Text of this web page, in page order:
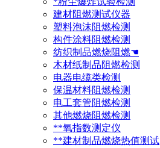
建材阻燃测试仪器
塑料泡沫阻燃检测
构件涂料阻燃检测
纺织制品燃烧阻燃☚
木材纸制品阻燃检测
电器电缆类检测
保温材料阻燃检测
电工套管阻燃检测
其他燃烧阻燃检测
**氧指数测定仪
**建材制品燃烧热值测试